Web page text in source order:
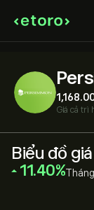
Giá cả trì
Biểu đồ
‎11.40‎